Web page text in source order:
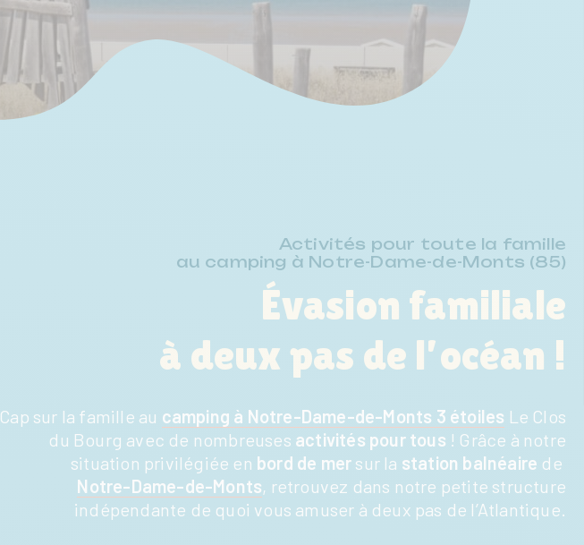
Activités pour toute la famille
au camping à Notre-Dame-de-Monts (85)
Évasion familiale
à deux pas de l’océan !
Cap sur la famille au camping à Notre-Dame-de-Monts 3 étoiles Le Clos
du Bourg avec de nombreuses activités pour tous ! Grâce à notre
situation privilégiée en bord de mer sur la station balnéaire de
Notre-Dame-de-Monts, retrouvez dans notre petite structure
indépendante de quoi vous amuser à deux pas de l’Atlantique.